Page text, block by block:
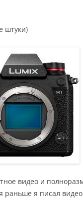
штуки)
видео и
раньше я писал